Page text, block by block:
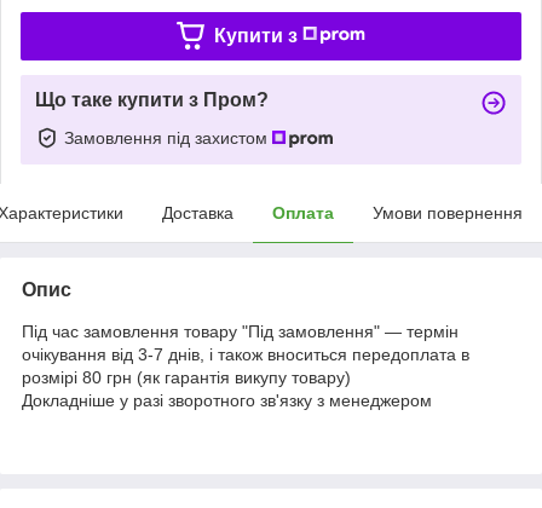
Купити з
Що таке купити з Пром?
Замовлення під захистом
Доставка Оплата Умови повернення
Опис
Під час замовлення товару "Під замовлення" — термін
очікування від 3-7 днів, і також вноситься передоплата в
розмірі 80 грн (як гарантія викупу товару)
Докладніше у разі зворотного зв'язку з менеджером